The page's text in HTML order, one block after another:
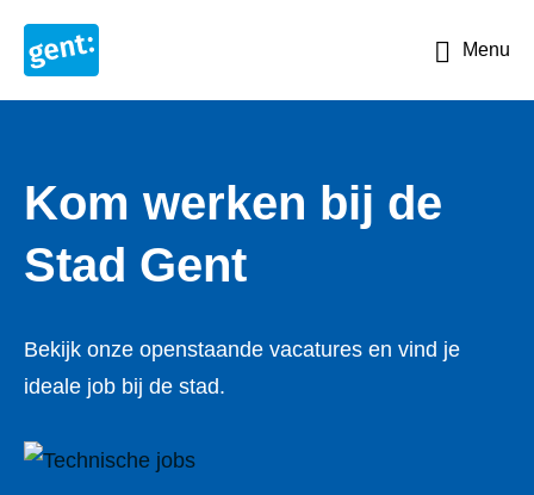
Menu
Kom werken bij de
Stad Gent
Bekijk onze openstaande vacatures en vind je
ideale job bij de stad.